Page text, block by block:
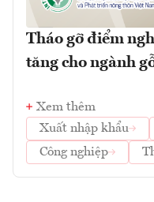
Tháo gỡ điểm
tăng cho ngành
Xem thêm
Xuất nhập khẩu
Công nghiệp